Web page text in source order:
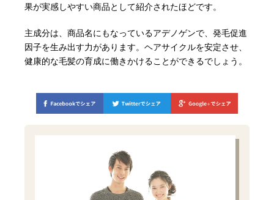
果が実感しやすい商品として紹介されたほどです。
主成分は、商品名にもなっているアデノゲンで、発毛促進
因子を生み出す力があります。ヘアサイクルを安定させ、
健康的な毛髪の育成に働きかけることができるでしょう。